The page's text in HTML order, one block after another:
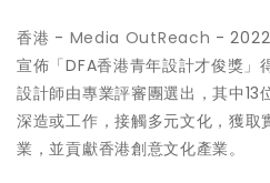
香港 - Media OutReach - 2022
宣佈「DFA香港青年設計才俊獎」
設計師由專業評審團選出，其中
深造或工作，接觸多元文化，獲取
業，並貢獻香港創意文化產業。